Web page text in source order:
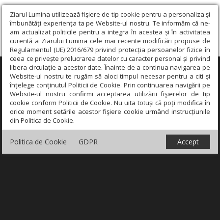
Ziarul Lumina utilizează fişiere de tip cookie pentru a personaliza și
îmbunătăți experiența ta pe Website-ul nostru. Te informăm că ne-
am actualizat politicile pentru a integra în acestea și în activitatea
curentă a Ziarului Lumina cele mai recente modificări propuse de
Regulamentul (UE) 2016/679 privind protecția persoanelor fizice în
ceea ce privește prelucrarea datelor cu caracter personal și privind
libera circulație a acestor date. Înainte de a continua navigarea pe
Website-ul nostru te rugăm să aloci timpul necesar pentru a citi și
înțelege conținutul Politicii de Cookie. Prin continuarea navigării pe
Website-ul nostru confirmi acceptarea utilizării fişierelor de tip
cookie conform Politicii de Cookie. Nu uita totuși că poți modifica în
orice moment setările acestor fişiere cookie urmând instrucțiunile
din Politica de Cookie.
Politica de Cookie GDPR Accept
×